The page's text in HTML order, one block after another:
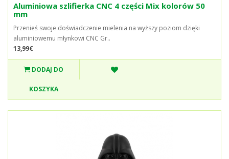
Aluminiowa szlifierka CNC 4 części Mix kolorów 50
mm
Przenieś swoje doświadczenie mielenia na wyższy poziom dzięki
aluminiowemu młynkowi CNC Gr..
13,99€
DODAJ DO
KOSZYKA